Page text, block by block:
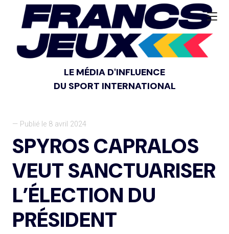
LE MÉDIA D'INFLUENCE
DU SPORT INTERNATIONAL
— Publié le 8 avril 2024
SPYROS CAPRALOS
VEUT SANCTUARISER
L’ÉLECTION DU
PRÉSIDENT